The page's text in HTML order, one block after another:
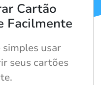
Cartão
Facilmente
simples usar
seus cartões